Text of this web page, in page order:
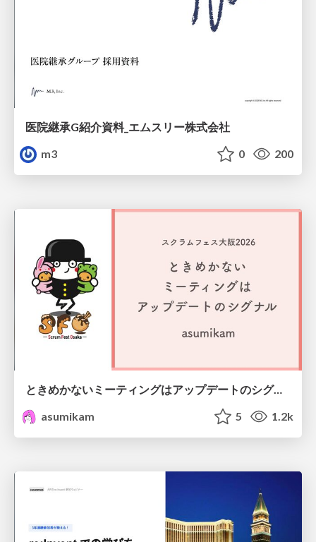
医院継承G紹介資料_エムスリー株式会社
m3
0 200
ときめかないミーティングはアップデートのシグナル #scrumosaka
asumikam
5 1.2k